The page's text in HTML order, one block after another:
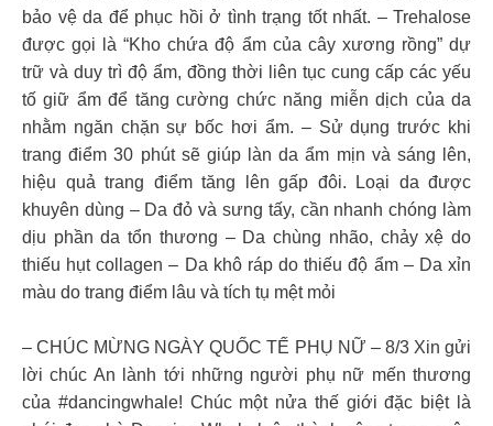
bảo vệ da để phục hồi ở tình trạng tốt nhất. – Trehalose
được gọi là “Kho chứa độ ẩm của cây xương rồng” dự
trữ và duy trì độ ẩm, đồng thời liên tục cung cấp các yếu
tố giữ ẩm để tăng cường chức năng miễn dịch của da
nhằm ngăn chặn sự bốc hơi ẩm. – Sử dụng trước khi
trang điểm 30 phút sẽ giúp làn da ẩm mịn và sáng lên,
hiệu quả trang điểm tăng lên gấp đôi. Loại da được
khuyên dùng – Da đỏ và sưng tấy, cần nhanh chóng làm
dịu phần da tổn thương – Da chùng nhão, chảy xệ do
thiếu hụt collagen – Da khô ráp do thiếu độ ẩm – Da xỉn
màu do trang điểm lâu và tích tụ mệt mỏi
– CHÚC MỪNG NGÀY QUỐC TẾ PHỤ NỮ – 8/3 Xin gửi
lời chúc An lành tới những người phụ nữ mến thương
của #dancingwhale! Chúc một nửa thế giới đặc biệt là